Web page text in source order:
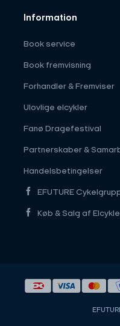
Information
Book service
Book fremvisning
Forhandler & Fremviser
Ulovlige elcykler
Fanø Dragefestival
Partnerskaber &
Handelsbetingelser
EFUTURE
Køb & Salg af